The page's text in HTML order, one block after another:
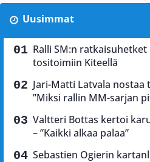
Uusimmat
Ralli SM:n ratkaisuhetket
tositoimiin Kiteellä
Jari-Matti Latvala
”Miksi rallin MM-sarjan
Valtteri Bottas kertoi
– ”Kaikki alkaa palaa”
Sebastien Ogierin